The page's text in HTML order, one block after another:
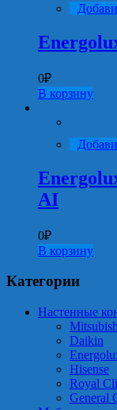
0₽
В корзину
AI
0₽
В корзину
Категории
Настенные
Daikin
Hisense
Royal
General